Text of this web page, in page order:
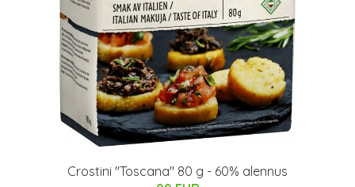
Crostini "Toscana" 80 g - 60% alennus